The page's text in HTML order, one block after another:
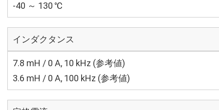
-40 ～ 130 ℃
インダクタンス
7.8 mH / 0 A, 10 kHz (参考値)
3.6 mH / 0 A, 100 kHz (参考値)